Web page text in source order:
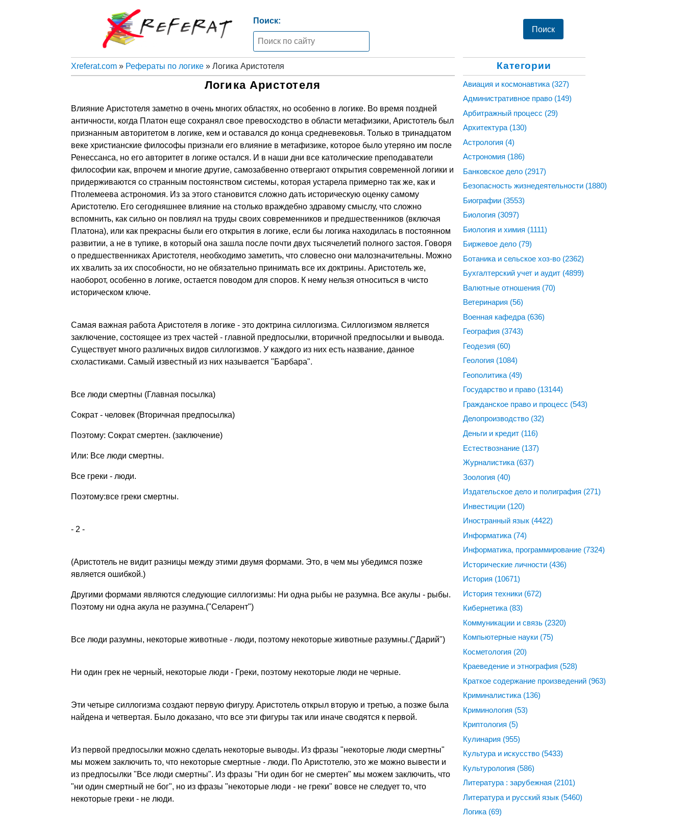
Поиск:
Xreferat.com» Рефераты по логике» Логика Аристотеля
Логика Аристотеля
Влияние Аристотеля заметно в очень многих областях, но особенно в логике. Во время поздней
античности, когда Платон еще сохранял свое превосходство в области метафизики, Аристотель был
признанным авторитетом в логике, кем и оставался до конца средневековья. Только в тринадцатом
веке христианские философы признали его влияние в метафизике, которое было утеряно им после
Ренессанса, но его авторитет в логике остался. И в наши дни все католические преподаватели
философии как, впрочем и многие другие, самозабвенно отвергают открытия современной логики и
придерживаются со странным постоянством системы, которая устарела примерно так же, как и
Птолемеева астрономия. Из за этого становится сложно дать историческую оценку самому
Аристотелю. Его сегодняшнее влияние на столько враждебно здравому смыслу, что сложно
вспомнить, как сильно он повлиял на труды своих современников и предшественников (включая
Платона), или как прекрасны были его открытия в логике, если бы логика находилась в постоянном
развитии, а не в тупике, в который она зашла после почти двух тысячелетий полного застоя. Говоря
о предшественниках Аристотеля, необходимо заметить, что словесно они малозначительны. Можно
их хвалить за их способности, но не обязательно принимать все их доктрины. Аристотель же,
наоборот, особенно в логике, остается поводом для споров. К нему нельзя относиться в чисто
историческом ключе.
Самая важная работа Аристотеля в логике - это доктрина силлогизма. Силлогизмом является
заключение, состоящее из трех частей - главной предпосылки, вторичной предпосылки и вывода.
Существует много различных видов силлогизмов. У каждого из них есть название, данное
схоластиками. Самый известный из них называется "Барбара".
Все люди смертны (Главная посылка)
Сократ - человек (Вторичная предпосылка)
Поэтому: Сократ смертен. (заключение)
Или: Все люди смертны.
Все греки - люди.
Поэтому:все греки смертны.
- 2 -
(Аристотель не видит разницы между этими двумя формами. Это, в чем мы убедимся позже
является ошибкой.)
Другими формами являются следующие силлогизмы: Ни одна рыбы не разумна. Все акулы - рыбы.
Поэтому ни одна акула не разумна.("Селарент")
Все люди разумны, некоторые животные - люди, поэтому некоторые животные разумны.("Дарий")
Ни один грек не черный, некоторые люди - Греки, поэтому некоторые люди не черные.
Эти четыре силлогизма создают первую фигуру. Аристотель открыл вторую и третью, а позже была
найдена и четвертая. Было доказано, что все эти фигуры так или иначе сводятся к первой.
Из первой предпосылки можно сделать некоторые выводы. Из фразы "некоторые люди смертны"
мы можем заключить то, что некоторые смертные - люди. По Аристотелю, это же можно вывести и
из предпосылки "Все люди смертны". Из фразы "Ни один бог не смертен" мы можем заключить, что
"ни один смертный не бог", но из фразы "некоторые люди - не греки" вовсе не следует то, что
некоторые греки - не люди.
Категории
Авиация и космонавтика (327)
Административное право (149)
Арбитражный процесс (29)
Архитектура (130)
Астрология (4)
Астрономия (186)
Банковское дело (2917)
Безопасность жизнедеятельности (1880)
Биографии (3553)
Биология (3097)
Биология и химия (1111)
Биржевое дело (79)
Ботаника и сельское хоз-во (2362)
Бухгалтерский учет и аудит (4899)
Валютные отношения (70)
Ветеринария (56)
Военная кафедра (636)
География (3743)
Геодезия (60)
Геология (1084)
Геополитика (49)
Государство и право (13144)
Гражданское право и процесс (543)
Делопроизводство (32)
Деньги и кредит (116)
Естествознание (137)
Журналистика (637)
Зоология (40)
Издательское дело и полиграфия (271)
Инвестиции (120)
Иностранный язык (4422)
Информатика (74)
Информатика, программирование (7324)
Исторические личности (436)
История (10671)
История техники (672)
Кибернетика (83)
Коммуникации и связь (2320)
Компьютерные науки (75)
Косметология (20)
Краеведение и этнография (528)
Краткое содержание произведений (963)
Криминалистика (136)
Криминология (53)
Криптология (5)
Кулинария (955)
Культура и искусство (5433)
Культурология (586)
Литература : зарубежная (2101)
Литература и русский язык (5460)
Логика (69)